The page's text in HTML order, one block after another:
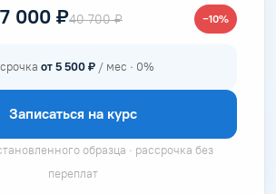
000 ₽40 700 ₽ −10%
от 5 500 ₽ / мес · 0%
Записаться на курс
образца · рассрочка без
переплат